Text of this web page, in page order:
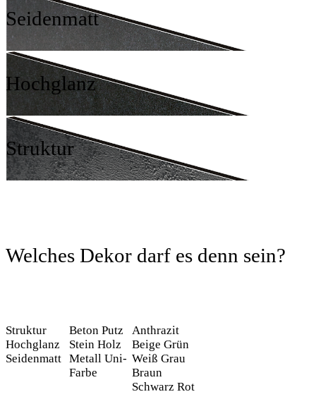
Seidenmatt
Hochglanz
Struktur
Welches Dekor darf es denn sein?
Struktur
Hochglanz
Seidenmatt
Beton Putz
Stein Holz
Metall Uni-
Farbe
Anthrazit
Beige Grün
Weiß Grau
Braun
Schwarz Rot